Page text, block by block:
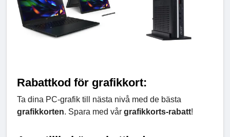
Rabattkod för grafikkort:
Ta dina PC-grafik till nästa nivå med de bästa
grafikkorten. Spara med vår grafikkorts-rabatt!